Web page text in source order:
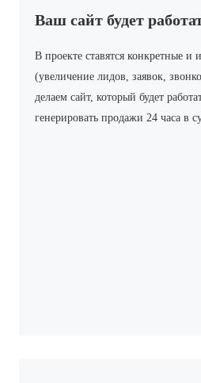
Ваш сайт будет
В проекте ставятся конкретные и
(увеличение лидов, заявок,
делаем сайт, который будет
генерировать продажи 24 часа в